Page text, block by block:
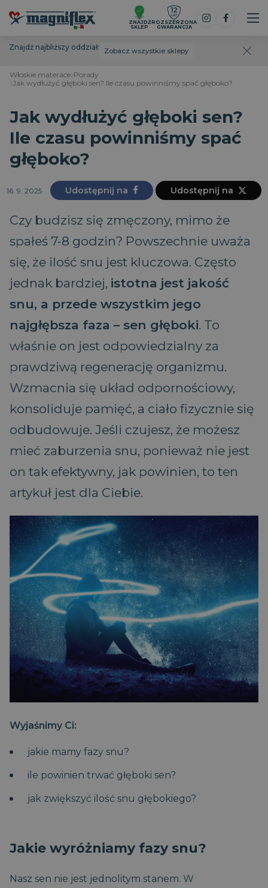
Znajdź najbliższy oddział: Zobacz wszystkie sklepy
ZNAJDŹ
SKLEP
ROZSZERZONA
GWARANCJA
Włoskie materace Porady
Jak wydłużyć głęboki sen? Ile czasu powinniśmy spać głęboko?
Jak wydłużyć głęboki sen?
Ile czasu powinniśmy spać
głęboko?
16. 9. 2025 Udostępnij na Udostępnij na
Czy budzisz się zmęczony, mimo że
spałeś 7-8 godzin? Powszechnie uważa
się, że ilość snu jest kluczowa. Często
jednak bardziej, istotna jest jakość
snu, a przede wszystkim jego
najgłębsza faza – sen głęboki. To
właśnie on jest odpowiedzialny za
prawdziwą regenerację organizmu.
Wzmacnia się układ odpornościowy,
konsoliduje pamięć, a ciało fizycznie się
odbudowuje. Jeśli czujesz, że możesz
mieć zaburzenia snu, ponieważ nie jest
on tak efektywny, jak powinien, to ten
artykuł jest dla Ciebie.
Wyjaśnimy Ci:
jakie mamy fazy snu?
ile powinien trwać głęboki sen?
jak zwiększyć ilość snu głębokiego?
Jakie wyróżniamy fazy snu?
Nasz sen nie jest jednolitym stanem. W